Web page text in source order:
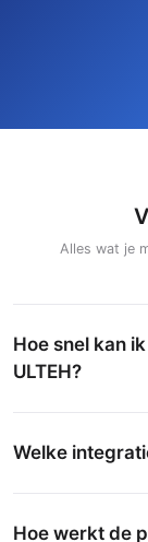
Alles wat je
Hoe snel kan
ULTEH?
Welke
Hoe werkt de